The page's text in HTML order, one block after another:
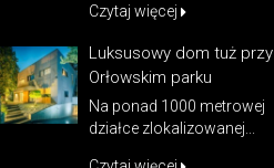
Czytaj więcej
Luksusowy dom tuż przy
Orłowskim parku
Na ponad 1000 metrowej
działce zlokalizowanej...